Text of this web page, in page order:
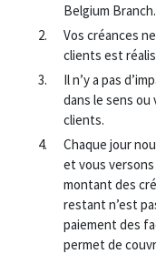
Belgium Branch.
Vos créances
clients est
Il n’y a pas
dans le sens
clients.
Chaque jour
et vous
montant des
restant n’est
paiement des
permet de